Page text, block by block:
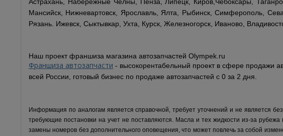
Мансийск, Нижневартовск, Ярославль, Ялта, Рыбинск, Симферополь,
Рязань. Ижевск, Сыктывкар, Ухта, Курск, Железногорск, Иваново,
Наш проект франшиза магазина автозапчастей Olympek.ru
Франшиза автозапчасти - высокорентабельный проект в сфере продажи
всей России, готовый бизнес по продаже автозапчастей с 0 за 2 дня.
Информация по аналогам является справочной, требует уточнений и не является
требующие постановки на учет не поставляются. Масла и тех жидкости из-за рубежа
замены номеров без дополнительного оповещения, что может повлечь за собой